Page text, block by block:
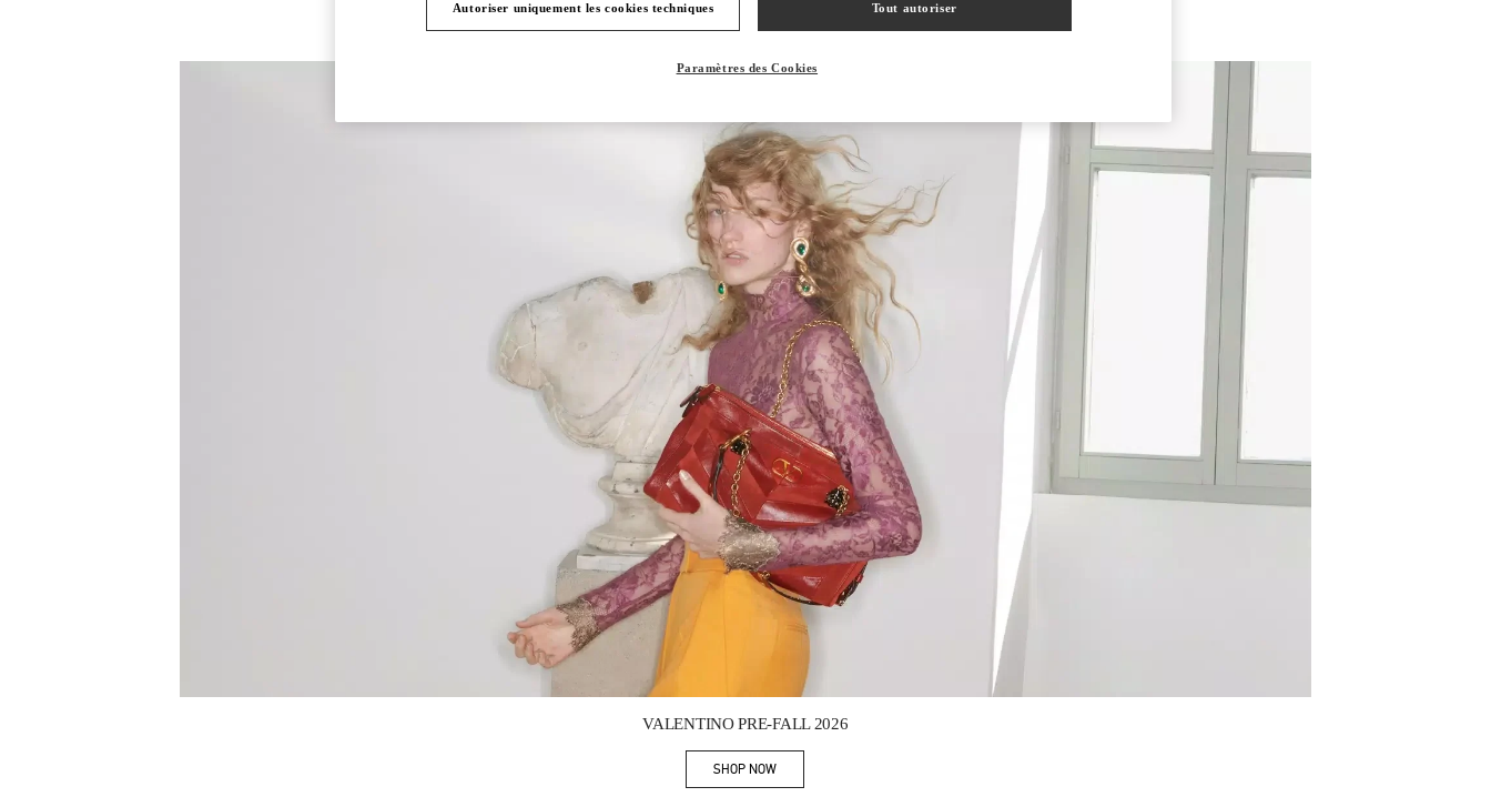
NOUVEAUTÉS
VALENTINO PRE-FALL 2026
SHOP NOWLink Opens in New Tab
Autoriser uniquement les cookies techniques Tout autoriser
Paramètres des Cookies